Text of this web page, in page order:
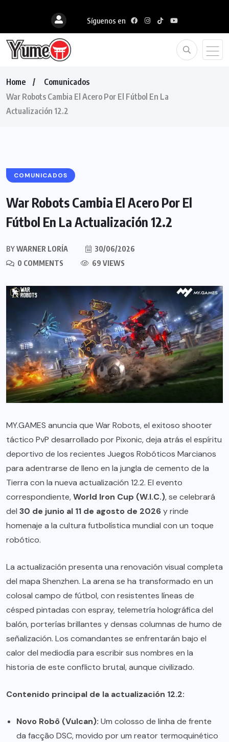
Síguenos en
Home
Comunicados
War Robots Cambia El Acero Por El Fútbol En La
Actualización 12.2
COMUNICADOS
War Robots Cambia El Acero Por El
Fútbol En La Actualización 12.2
BYWARNER LORÍA
30/06/2026
0 COMMENTS
69 VIEWS
MY.GAMES anuncia que War Robots, el exitoso shooter
táctico PvP desarrollado por Pixonic, deja atrás el espíritu
deportivo de los recientes Juegos Robóticos Marcianos
para adentrarse de lleno en la jungla de cemento de la
Tierra con la nueva actualización 12.2. El evento
correspondiente,World Iron Cup (W.I.C.), se celebrará
del 30 de junio al 11 de agosto de 2026y rinde
homenaje a la cultura futbolística mundial con un toque
robótico.
La actualización presenta una renovación visual completa
del mapa Shenzhen. La arena se ha transformado en un
colosal campo de fútbol, con resistentes líneas de
césped pintadas con espray, telemetría holográfica del
balón, porterías brillantes y densas columnas de humo de
señalización. Los comandantes se enfrentarán bajo el
calor del mediodía para escribir sus nombres en la
historia de este conflicto brutal, aunque civilizado.
Contenido principal de la actualización 12.2:
Novo Robô (Vulcan): Um colosso de linha de frente
da facção DSC, movido por um reator termoquinético